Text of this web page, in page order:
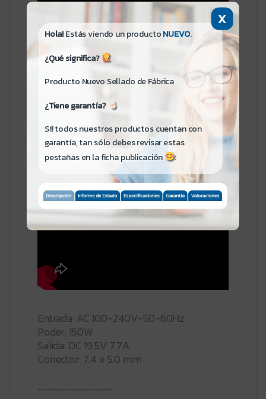
Entrada: AC 100-240V-50-60Hz
Poder: 150W
Salida: DC 19.5V 7.7A
Conector: 7.4 x 5.0 mm
————————
X
Hola!Estás viendo un productoNUEVO.
¿Qué significa?
Producto Nuevo Sellado de Fábrica
¿Tiene garantía?
Sí! todos nuestros productos cuentan con
garantía, tan sólo debes revisar estas
pestañas en la ficha publicación
: